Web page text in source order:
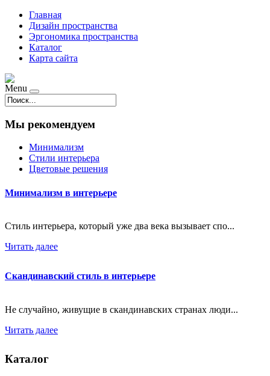
Главная
Дизайн пространства
Эргономика пространства
Каталог
Карта сайта
Menu
Мы рекомендуем
Минимализм
Стили интерьера
Цветовые решения
Минимализм в интерьере
Стиль интерьера, который уже два века вызывает спо...
Читать далее
Скандинавский стиль в интерьере
Не случайно, живущие в скандинавских странах люди...
Читать далее
Каталог